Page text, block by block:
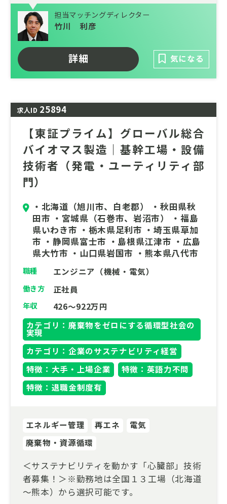
勤務地は基幹５工場（宮城県石巻市、埼玉県
草加市、静岡県富士市、広島県大竹市、山口
県岩国市）から選択が可能です。人事領域の
スペシャリストとしての成長機会が豊富にあ
ります。人事領域の経験者からのご応募をお
待ちしています。
担当マッチングディレクター
竹川 利彦
詳細 気になる
求人ID 25894
【東証プライム】グローバル総合
バイオマス製造｜基幹工場・設備
技術者（発電・ユーティリティ部
門）
・北海道（旭川市、白老郡） ・秋田県秋
田市 ・宮城県（石巻市、岩沼市） ・福島
県いわき市 ・栃木県足利市 ・埼玉県草加
市 ・静岡県富士市 ・島根県江津市 ・広島
県大竹市 ・山口県岩国市 ・熊本県八代市
職種 エンジニア（機械・電気）
働き方 正社員
年収
426～922万円
カテゴリ：廃棄物をゼロにする循環型社会の
実現
カテゴリ：企業のサステナビリティ経営
特徴：大手・上場企業
特徴：英語力不問
特徴：退職金制度有
エネルギー管理 再エネ
電気
廃棄物・資源循環
＜サステナビリティを動かす「心臓部」技術
者募集！＞※勤務地は全国１３工場（北海道
～熊本）から選択可能です。